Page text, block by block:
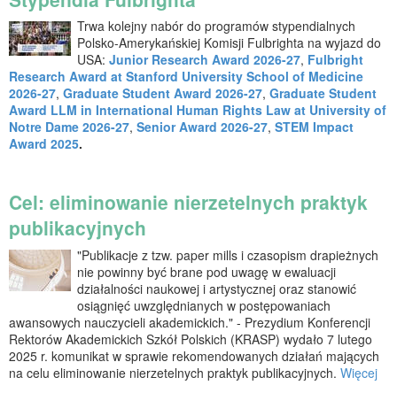
Trwa kolejny nabór do programów stypendialnych
Polsko-Amerykańskiej Komisji Fulbrighta na wyjazd do
USA: Junior Research Award 2026-27, Fulbright
Research Award at Stanford University School of Medicine
2026-27, Graduate Student Award 2026-27, Graduate Student
Award LLM in International Human Rights Law at University of
Notre Dame 2026-27, Senior Award 2026-27, STEM Impact
Award 2025.
Cel: eliminowanie nierzetelnych praktyk
publikacyjnych
"Publikacje z tzw. paper mills i czasopism drapieżnych
nie powinny być brane pod uwagę w ewaluacji
działalności naukowej i artystycznej oraz stanowić
osiągnięć uwzględnianych w postępowaniach
awansowych nauczycieli akademickich." - Prezydium Konferencji
Rektorów Akademickich Szkół Polskich (KRASP) wydało 7 lutego
2025 r. komunikat w sprawie rekomendowanych działań mających
na celu eliminowanie nierzetelnych praktyk publikacyjnych. Więcej